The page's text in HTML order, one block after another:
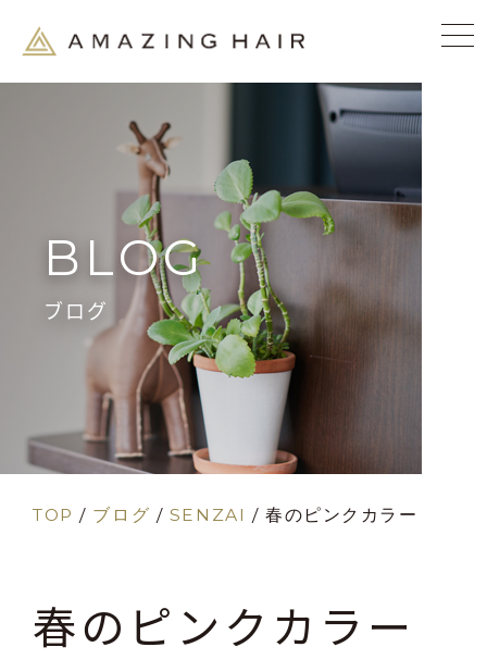
BLOG
ブログ
TOP / ブログ / SENZAI /春のピンクカラー
春のピンクカラー